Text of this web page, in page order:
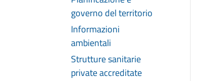
governo del territorio
Informazioni
ambientali
Strutture sanitarie
private accreditate